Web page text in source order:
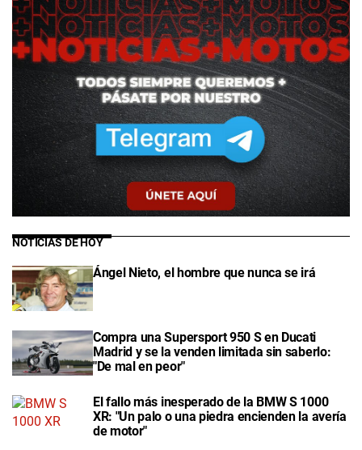
NOTICIAS DE HOY
Ángel Nieto, el hombre que nunca se irá
Compra una Supersport 950 S en Ducati
Madrid y se la venden limitada sin saberlo:
"De mal en peor"
El fallo más inesperado de la BMW S 1000
XR: "Un palo o una piedra encienden la avería
de motor"